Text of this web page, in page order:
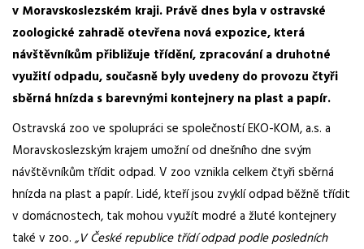
v Moravskoslezském kraji. Právě dnes byla v ostravské
zoologické zahradě otevřena nová expozice, která
návštěvníkům přibližuje třídění, zpracování a druhotné
využití odpadu, současně byly uvedeny do provozu čtyři
sběrná hnízda s barevnými kontejnery na plast a papír.
Ostravská zoo ve spolupráci se společností EKO-KOM, a.s. a
Moravskoslezským krajem umožní od dnešního dne svým
návštěvníkům třídit odpad. V zoo vznikla celkem čtyři sběrná
hnízda na plast a papír. Lidé, kteří jsou zvyklí odpad běžně třídit
v domácnostech, tak mohou využít modré a žluté kontejnery
také v zoo.„V České republice třídí odpad podle posledních